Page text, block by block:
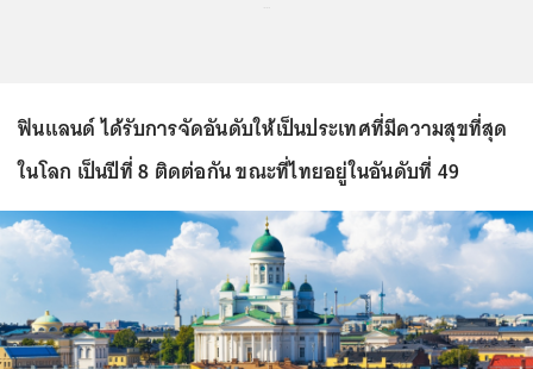
ฟินแลนด์ ได้รับการจัดอันดับให้เป็นประเทศที่มีความสุขที่สุด
ในโลก เป็นปีที่ 8 ติดต่อกัน ขณะที่ไทยอยู่ในอันดับที่ 49